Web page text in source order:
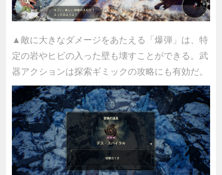
▲敵に大きなダメージをあたえる「爆弾」は、特
定の岩やヒビの入った壁も壊すことができる。武
器アクションは探索ギミックの攻略にも有効だ。